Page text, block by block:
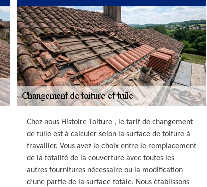
Chez nous Histoire Toiture , le tarif de changement
de tuile est à calculer selon la surface de toiture à
travailler. Vous avez le choix entre le remplacement
de la totalité de la couverture avec toutes les
autres fournitures nécessaire ou la modification
d’une partie de la surface totale. Nous établissons